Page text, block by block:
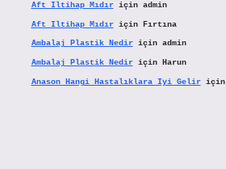
Aft Iltihap Mıdıriçin admin
Aft Iltihap Mıdıriçin Fırtına
Ambalaj Plastik Nediriçin admin
Ambalaj Plastik Nediriçin Harun
Anason Hangi Hastalıklara Iyi Geliriçin